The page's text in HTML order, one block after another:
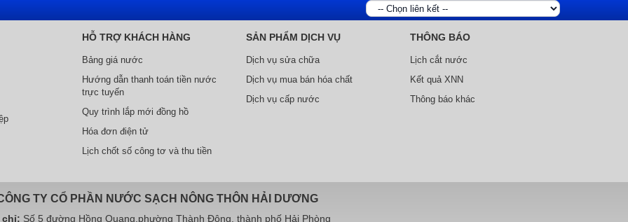
HỖ TRỢ KHÁCH HÀNG
Bảng giá nước
Hướng dẫn thanh toán tiền nước
trực tuyến
Quy trình lắp mới đồng hồ
Hóa đơn điện tử
Lịch chốt số công tơ và thu tiền
SẢN PHẨM DỊCH VỤ
Dịch vụ sửa chữa
Dịch vụ mua bán hóa chất
Dịch vụ cấp nước
THÔNG BÁO
Lịch cắt nước
Kết quả XNN
Thông báo khác
TY CỔ PHẦN NƯỚC SẠCH NÔNG THÔN HẢI DƯƠNG
chỉ: Số 5 đường Hồng Quang,phường Thành Đông, thành phố Hải Phòng